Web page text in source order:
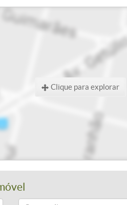
Clique para explorar